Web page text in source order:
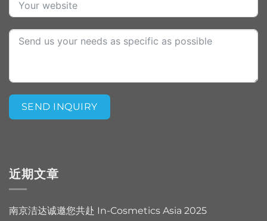
SEND INQUIRY
近期文章
南京洁达诚邀您共赴 In-Cosmetics Asia 2025